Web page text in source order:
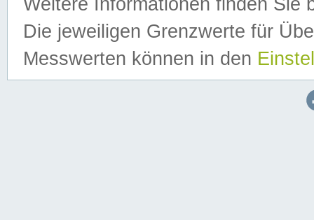
Weitere Informationen finden Sie
Die jeweiligen Grenzwerte für
Messwerten können in den